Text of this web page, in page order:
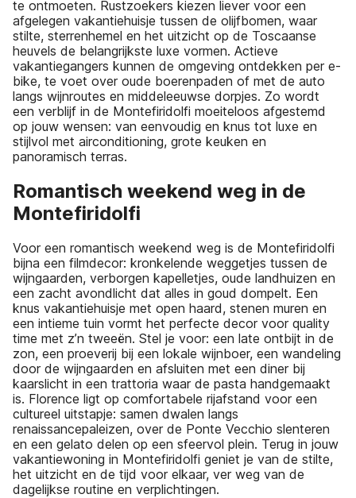
te ontmoeten. Rustzoekers kiezen liever voor een
afgelegen vakantiehuisje tussen de olijfbomen, waar
stilte, sterrenhemel en het uitzicht op de Toscaanse
heuvels de belangrijkste luxe vormen. Actieve
vakantiegangers kunnen de omgeving ontdekken per e-
bike, te voet over oude boerenpaden of met de auto
langs wijnroutes en middeleeuwse dorpjes. Zo wordt
een verblijf in de Montefiridolfi moeiteloos afgestemd
op jouw wensen: van eenvoudig en knus tot luxe en
stijlvol met airconditioning, grote keuken en
panoramisch terras.
Romantisch weekend weg in de
Montefiridolfi
Voor een romantisch weekend weg is de Montefiridolfi
bijna een filmdecor: kronkelende weggetjes tussen de
wijngaarden, verborgen kapelletjes, oude landhuizen en
een zacht avondlicht dat alles in goud dompelt. Een
knus vakantiehuisje met open haard, stenen muren en
een intieme tuin vormt het perfecte decor voor quality
time met z’n tweeën. Stel je voor: een late ontbijt in de
zon, een proeverij bij een lokale wijnboer, een wandeling
door de wijngaarden en afsluiten met een diner bij
kaarslicht in een trattoria waar de pasta handgemaakt
is. Florence ligt op comfortabele rijafstand voor een
cultureel uitstapje: samen dwalen langs
renaissancepaleizen, over de Ponte Vecchio slenteren
en een gelato delen op een sfeervol plein. Terug in jouw
vakantiewoning in Montefiridolfi geniet je van de stilte,
het uitzicht en de tijd voor elkaar, ver weg van de
dagelijkse routine en verplichtingen.